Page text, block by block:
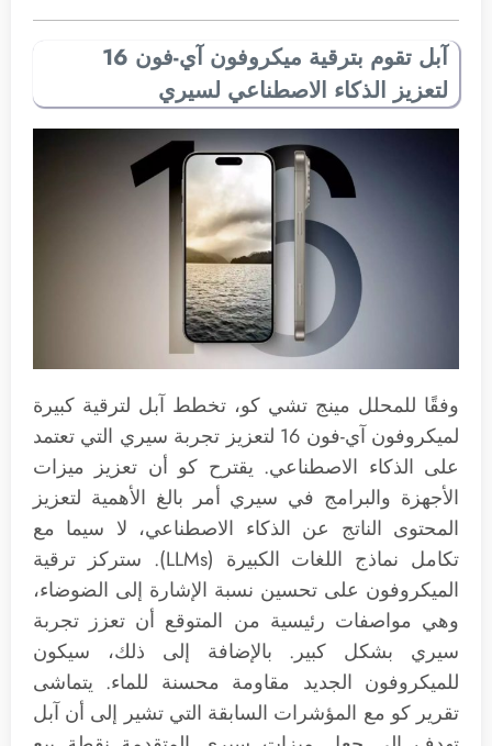
آبل تقوم بترقية ميكروفون آي-فون 16
لتعزيز الذكاء الاصطناعي لسيري
وفقًا للمحلل مينج تشي كو، تخطط آبل لترقية كبيرة
لميكروفون آي-فون 16 لتعزيز تجربة سيري التي تعتمد
على الذكاء الاصطناعي. يقترح كو أن تعزيز ميزات
الأجهزة والبرامج في سيري أمر بالغ الأهمية لتعزيز
المحتوى الناتج عن الذكاء الاصطناعي، لا سيما مع
تكامل نماذج اللغات الكبيرة (LLMs). ستركز ترقية
الميكروفون على تحسين نسبة الإشارة إلى الضوضاء،
وهي مواصفات رئيسية من المتوقع أن تعزز تجربة
سيري بشكل كبير. بالإضافة إلى ذلك، سيكون
للميكروفون الجديد مقاومة محسنة للماء. يتماشى
تقرير كو مع المؤشرات السابقة التي تشير إلى أن آبل